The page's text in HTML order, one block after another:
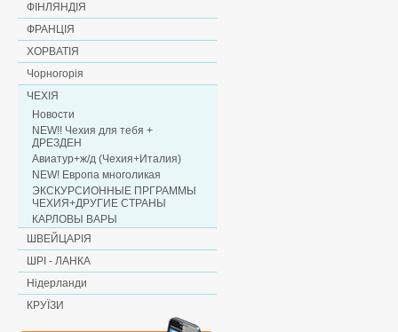
ФІНЛЯНДІЯ
ФРАНЦІЯ
ХОРВАТІЯ
Чорногорія
ЧЕХІЯ
Новости
NEW!! Чехия для тебя +
ДРЕЗДЕН
Авиатур+ж/д (Чехия+Италия)
NEW! Европа многоликая
ЭКСКУРСИОННЫЕ ПРГРАММЫ
ЧЕХИЯ+ДРУГИЕ СТРАНЫ
КАРЛОВЫ ВАРЫ
ШВЕЙЦАРІЯ
ШРІ - ЛАНКА
Нідерланди
КРУЇЗИ